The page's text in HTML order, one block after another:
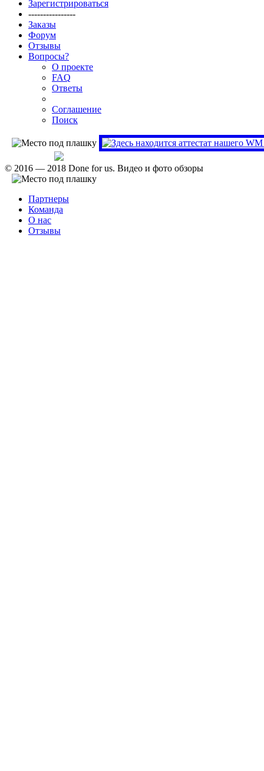
Зарегистрироваться
----------------
Заказы
Форум
Отзывы
Вопросы?
О проекте
FAQ
Ответы
Соглашение
Поиск
© 2016 — 2018 Done for us. Видео и фото обзоры
Партнеры
Команда
О нас
Отзывы